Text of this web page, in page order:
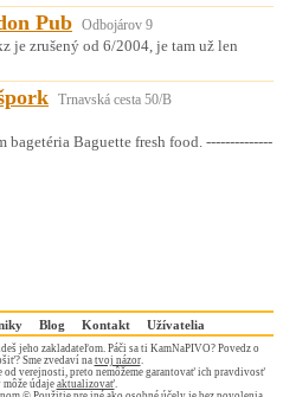
Pub Odbojárov 9
je zrušený od 6/2004, je tam už len
Trnavská cesta 50/B
bagetéria Baguette fresh food. --------------
Blog Kontakt Užívatelia
jeho zakladateľom. Páči sa ti KamNaPIVO? Povedz o
Sme zvedaví natvoj názor.
od verejnosti, preto nemôžeme garantovať ich pravdivosť
môže údaje aktualizovať.